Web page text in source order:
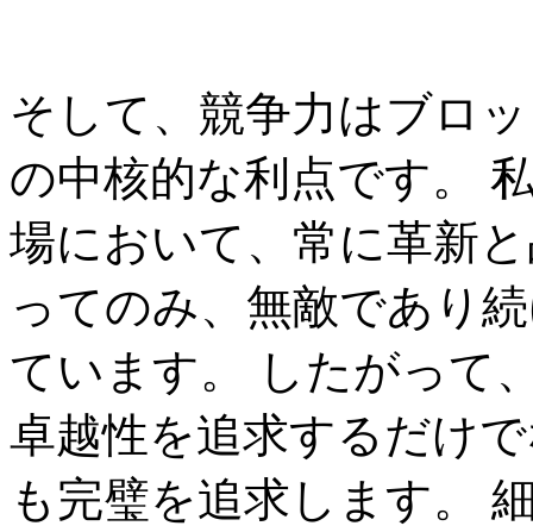
そして、競争力はブロ
の中核的な利点です。
場において、常に革新
ってのみ、無敵であり
ています。 したがって
卓越性を追求するだけ
も完璧を追求します。